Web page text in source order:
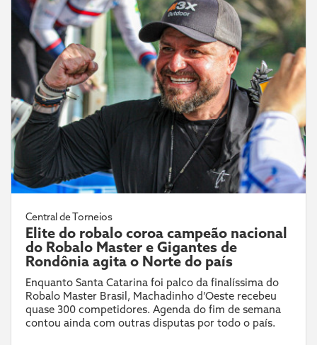
Central de Torneios
Elite do robalo coroa campeão nacional
do Robalo Master e Gigantes de
Rondônia agita o Norte do país
Enquanto Santa Catarina foi palco da finalíssima do
Robalo Master Brasil, Machadinho d’Oeste recebeu
quase 300 competidores. Agenda do fim de semana
contou ainda com outras disputas por todo o país.